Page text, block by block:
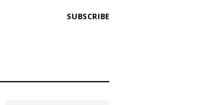
SUBSCRIBE